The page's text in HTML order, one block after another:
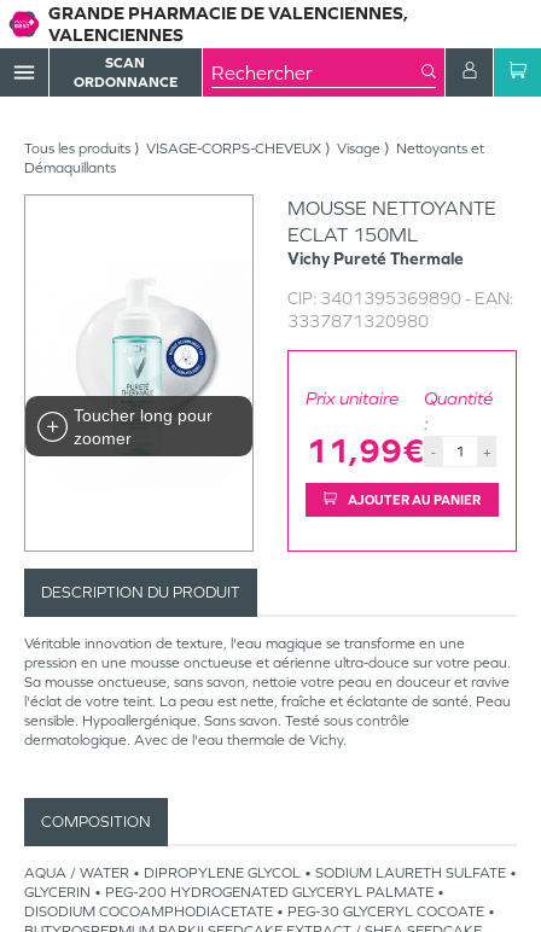
GRANDE PHARMACIE DE VALENCIENNES,
VALENCIENNES
menu
SCAN
ORDONNANCE
Tous les produits VISAGE-CORPS-CHEVEUX Visage
Nettoyants et
Démaquillants
Toucher long pour
zoomer
MOUSSE NETTOYANTE
ECLAT 150ML
Vichy Pureté Thermale
CIP: 3401395369890- EAN:
3337871320980
Prix unitaire
11,99€
Quantité
:
- +
AJOUTER AU PANIER
DESCRIPTION DU PRODUIT
Véritable innovation de texture, l'eau magique se transforme en une
pression en une mousse onctueuse et aérienne ultra-douce sur votre peau.
Sa mousse onctueuse, sans savon, nettoie votre peau en douceur et ravive
l'éclat de votre teint. La peau est nette, fraîche et éclatante de santé. Peau
sensible. Hypoallergénique. Sans savon. Testé sous contrôle
dermatologique. Avec de l'eau thermale de Vichy.
COMPOSITION
AQUA / WATER • DIPROPYLENE GLYCOL • SODIUM LAURETH SULFATE •
GLYCERIN • PEG-200 HYDROGENATED GLYCERYL PALMATE •
DISODIUM COCOAMPHODIACETATE • PEG-30 GLYCERYL COCOATE •